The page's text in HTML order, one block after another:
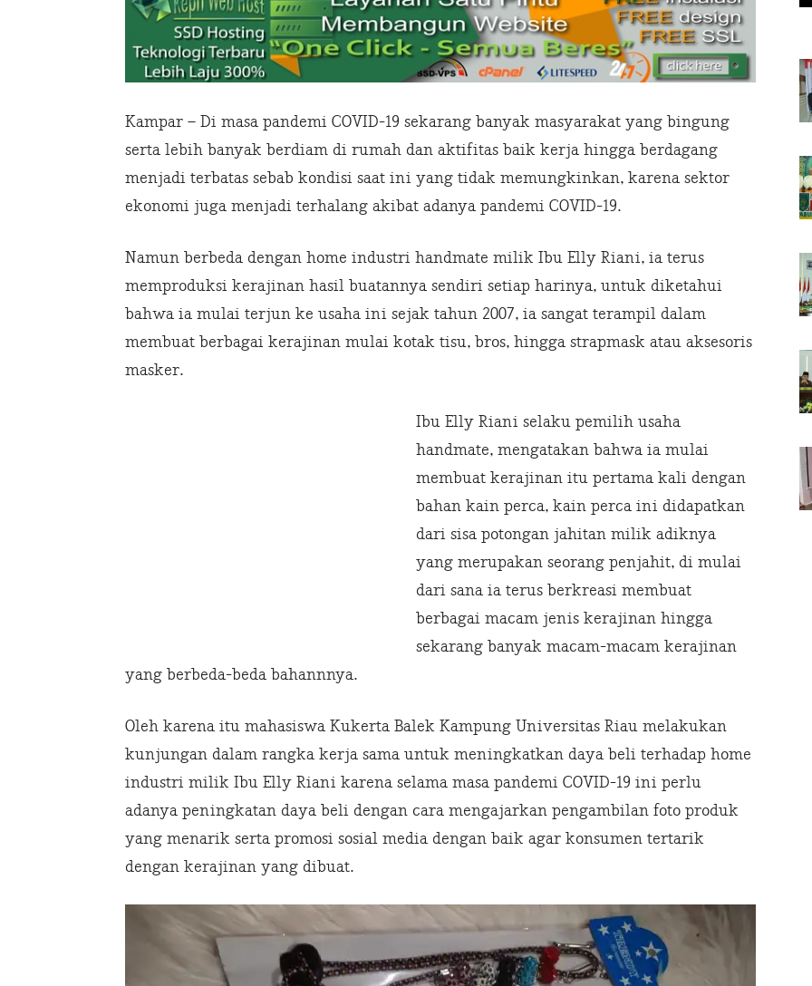
Kampar – Di masa pandemi COVID-19 sekarang banyak masyarakat yang bingung
serta lebih banyak berdiam di rumah dan aktifitas baik kerja hingga berdagang
menjadi terbatas sebab kondisi saat ini yang tidak memungkinkan, karena sektor
ekonomi juga menjadi terhalang akibat adanya pandemi COVID-19.
Namun berbeda dengan home industri handmate milik Ibu Elly Riani, ia terus
memproduksi kerajinan hasil buatannya sendiri setiap harinya, untuk diketahui
bahwa ia mulai terjun ke usaha ini sejak tahun 2007, ia sangat terampil dalam
membuat berbagai kerajinan mulai kotak tisu, bros, hingga strapmask atau aksesoris
masker.
Ibu Elly Riani selaku pemilih usaha
handmate, mengatakan bahwa ia mulai
membuat kerajinan itu pertama kali dengan
bahan kain perca, kain perca ini didapatkan
dari sisa potongan jahitan milik adiknya
yang merupakan seorang penjahit, di mulai
dari sana ia terus berkreasi membuat
berbagai macam jenis kerajinan hingga
sekarang banyak macam-macam kerajinan
yang berbeda-beda bahannnya.
Oleh karena itu mahasiswa Kukerta Balek Kampung Universitas Riau melakukan
kunjungan dalam rangka kerja sama untuk meningkatkan daya beli terhadap home
industri milik Ibu Elly Riani karena selama masa pandemi COVID-19 ini perlu
adanya peningkatan daya beli dengan cara mengajarkan pengambilan foto produk
yang menarik serta promosi sosial media dengan baik agar konsumen tertarik
dengan kerajinan yang dibuat.